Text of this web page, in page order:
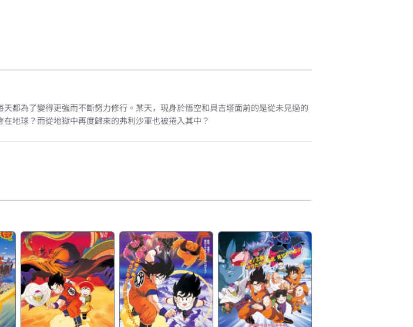
都為了變得更強而不斷努力修行。某天，現身於悟空和貝吉塔面前的是從未見過的
地球？而從地獄中再度歸來的弗利沙軍也被捲入其中？